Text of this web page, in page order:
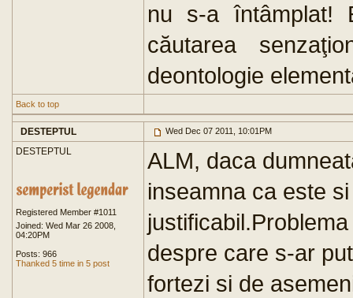
nu s-a întâmplat!
căutarea
deontologie
Back to top
DESTEPTUL Wed Dec 07 2011, 10:01PM
DESTEPTUL
Registered Member #1011
Joined: Wed Mar 26 2008,
04:20PM
Posts: 966
Thanked 5 time in 5 post
ALM, daca
inseamna ca este
despre care s-ar
fortezi si de